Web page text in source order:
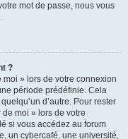
mot de passe, nous vous
?
» lors de votre connexion
période prédéfinie. Cela
d’autre. Pour rester
moi » lors de votre
si vous accédez au forum
un cybercafé, une université,